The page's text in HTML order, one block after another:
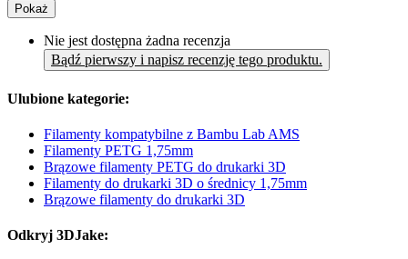
Pokaż
Nie jest dostępna żadna recenzja
Bądź pierwszy i napisz recenzję tego produktu.
Ulubione kategorie:
Filamenty kompatybilne z Bambu Lab AMS
Filamenty PETG 1,75mm
Brązowe filamenty PETG do drukarki 3D
Filamenty do drukarki 3D o średnicy 1,75mm
Brązowe filamenty do drukarki 3D
Odkryj 3DJake: